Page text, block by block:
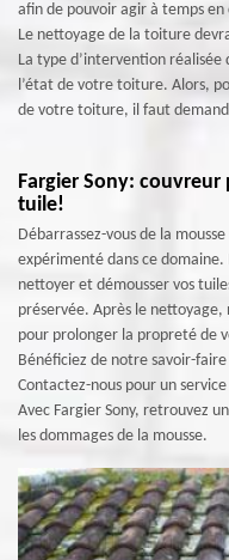
afin de pouvoir agir à temps
Le nettoyage de la toiture
La type d’intervention
l’état de votre toiture. Alors,
de votre toiture, il faut
Fargier Sony:
tuile!
Débarrassez-vous de la
expérimenté dans ce domaine.
nettoyer et démousser vos
préservée. Après le nettoyage,
pour prolonger la propreté de
Bénéficiez de notre savoir-
Contactez-nous pour un
Avec Fargier Sony, retrouvez
les dommages de la mousse.